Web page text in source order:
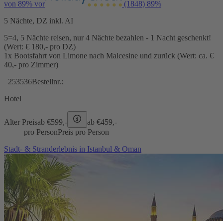
von 89% vor (1848) 89%
5 Nächte, DZ inkl. AI
5=4, 5 Nächte reisen, nur 4 Nächte bezahlen - 1 Nacht geschenkt!
(Wert: € 180,- pro DZ)
1x Bootsfahrt von Limone nach Malcesine und zurück (Wert: ca. €
40,- pro Zimmer)
253536Bestellnr.:
Hotel
Alter Preisab €599,- ab €459,-
pro PersonPreis pro Person
Stadt- & Stranderlebnis in Istanbul & Oman